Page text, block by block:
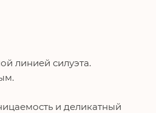
линией силуэта.
и деликатный